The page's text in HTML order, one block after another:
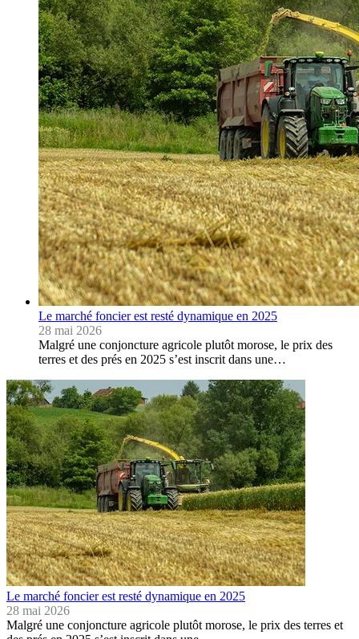
Le marché foncier est resté dynamique en 2025
28 mai 2026
Malgré une conjoncture agricole plutôt morose, le prix des
terres et des prés en 2025 s’est inscrit dans une…
Le marché foncier est resté dynamique en 2025
28 mai 2026
Malgré une conjoncture agricole plutôt morose, le prix des terres et